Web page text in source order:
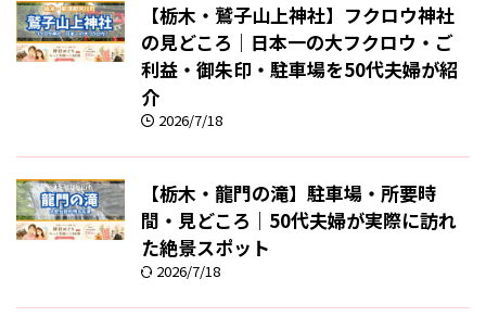
【栃木・鷲子山上神社】フクロウ神社
の見どころ｜日本一の大フクロウ・ご
利益・御朱印・駐車場を50代夫婦が紹
介
2026/7/18
【栃木・龍門の滝】駐車場・所要時
間・見どころ｜50代夫婦が実際に訪れ
た絶景スポット
2026/7/18